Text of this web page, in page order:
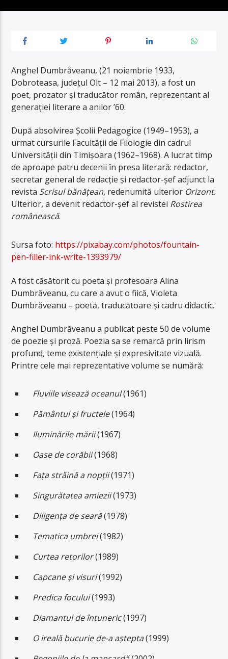
Anghel Dumbrăveanu, (21 noiembrie 1933,
Dobroteasa, județul Olt – 12 mai 2013), a fost un
poet, prozator și traducător român, reprezentant al
generației literare a anilor ’60.
După absolvirea Școlii Pedagogice (1949–1953), a
urmat cursurile Facultății de Filologie din cadrul
Universității din Timișoara (1962–1968). A lucrat timp
de aproape patru decenii în presa literară: redactor,
secretar general de redacție și redactor-șef adjunct la
revista Scrisul bănățean, redenumită ulterior Orizont.
Ulterior, a devenit redactor-șef al revistei Rostirea
românească.
Sursa foto: https://pixabay.com/photos/fountain-
pen-filler-ink-write-1393979/
A fost căsătorit cu poeta și profesoara Alina
Dumbrăveanu, cu care a avut o fiică, Violeta
Dumbrăveanu – poetă, traducătoare și cadru didactic.
Anghel Dumbrăveanu a publicat peste 50 de volume
de poezie și proză. Poezia sa se remarcă prin lirism
profund, teme existențiale și expresivitate vizuală.
Printre cele mai reprezentative volume se numără:
Fluviile visează oceanul(1961)
Pământul și fructele(1964)
Iluminările mării(1967)
Oase de corăbii(1968)
Fața străină a nopții(1971)
Singurătatea amiezii(1973)
Diligența de seară(1978)
Tematica umbrei(1982)
Curtea retorilor(1989)
Capcane și visuri(1992)
Predica focului(1993)
Diamantul de întuneric(1997)
O ireală bucurie de-a aștepta(1999)